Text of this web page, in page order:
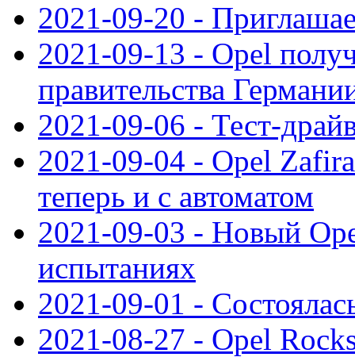
2021-09-20 -
2021-09-13 - Opel
правительства
2021-09-06 - Тест-
2021-09-04 - Opel
теперь и с автоматом
2021-09-03 - Новый
испытаниях
2021-09-01 -
2021-08-27 - Opel